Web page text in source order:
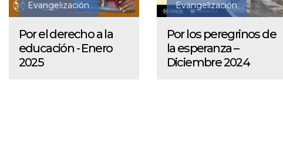
Evangelización
Por el derecho a la
educación - Enero
2025
Evangelización
Por los peregrinos de
la esperanza –
Diciembre 2024